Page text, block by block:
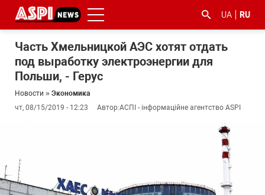
UA RU
Часть Хмельницкой АЭС хотят отдать
под выработку электроэнергии для
Польши, - Герус
Новости » Экономика
чт, 08/15/2019 - 12:23
Автор:АСПІ - інформаційне агентство ASPI
#коронавірус